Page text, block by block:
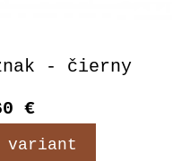
- čierny
€
variant